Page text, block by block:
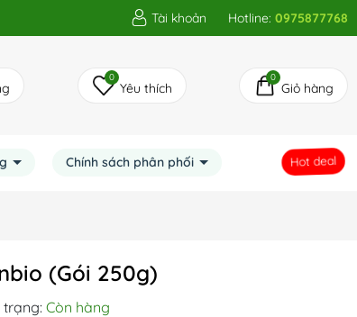
Tài khoản Hotline: 0975877768
0
Yêu thích
0
Giỏ hàng
Chính sách phân phối Hot deal
(Gói 250g)
trạng: Còn hàng